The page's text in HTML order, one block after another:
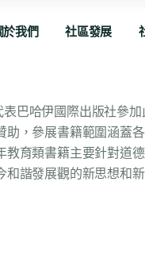
於我們 社區發展
巴哈伊國際出版社參
助，參展書籍範圍涵
育類書籍主要針對道
諧發展觀的新思想和